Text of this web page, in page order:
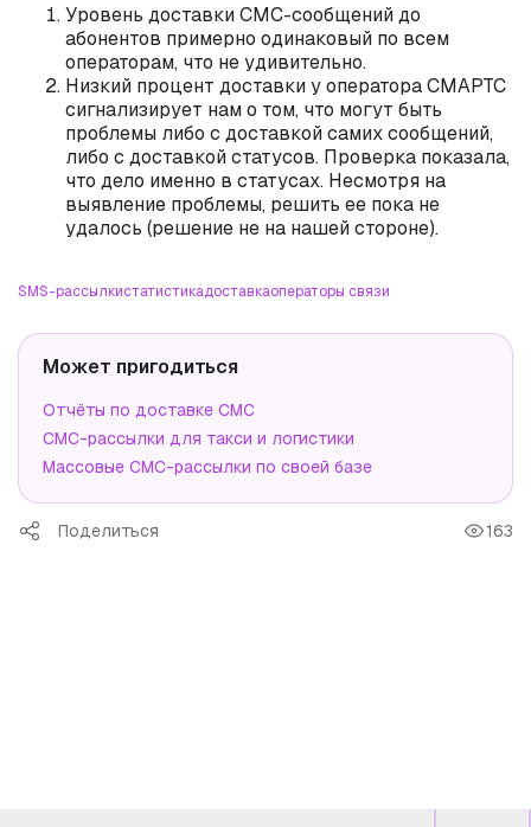
Уровень доставки СМС-сообщений до
абонентов примерно одинаковый по всем
операторам, что не удивительно.
Низкий процент доставки у оператора СМАРТС
сигнализирует нам о том, что могут быть
проблемы либо с доставкой самих сообщений,
либо с доставкой статусов. Проверка показала,
что дело именно в статусах. Несмотря на
выявление проблемы, решить ее пока не
удалось (решение не на нашей стороне).
SMS-рассылкистатистикадоставкаоператоры связи
Может пригодиться
Отчёты по доставке СМС
СМС-рассылки для такси и логистики
Массовые СМС-рассылки по своей базе
Поделиться 163